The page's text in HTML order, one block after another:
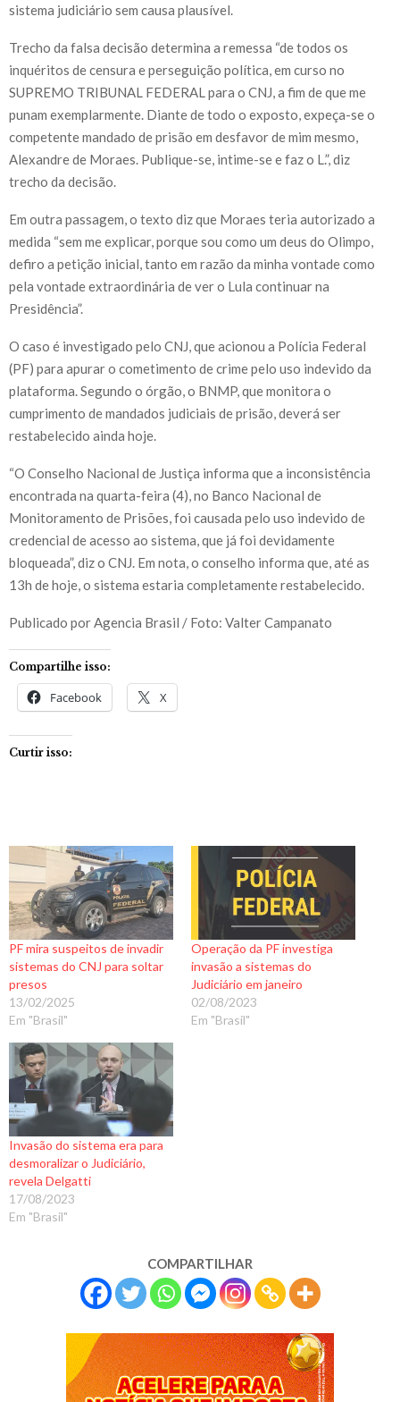
sistema judiciário sem causa plausível.
Trecho da falsa decisão determina a remessa “de todos os
inquéritos de censura e perseguição política, em curso no
SUPREMO TRIBUNAL FEDERAL para o CNJ, a fim de que me
punam exemplarmente. Diante de todo o exposto, expeça-se o
competente mandado de prisão em desfavor de mim mesmo,
Alexandre de Moraes. Publique-se, intime-se e faz o L.”, diz
trecho da decisão.
Em outra passagem, o texto diz que Moraes teria autorizado a
medida “sem me explicar, porque sou como um deus do Olimpo,
defiro a petição inicial, tanto em razão da minha vontade como
pela vontade extraordinária de ver o Lula continuar na
Presidência”.
O caso é investigado pelo CNJ, que acionou a Polícia Federal
(PF) para apurar o cometimento de crime pelo uso indevido da
plataforma. Segundo o órgão, o BNMP, que monitora o
cumprimento de mandados judiciais de prisão, deverá ser
restabelecido ainda hoje.
“O Conselho Nacional de Justiça informa que a inconsistência
encontrada na quarta-feira (4), no Banco Nacional de
Monitoramento de Prisões, foi causada pelo uso indevido de
credencial de acesso ao sistema, que já foi devidamente
bloqueada”, diz o CNJ. Em nota, o conselho informa que, até as
13h de hoje, o sistema estaria completamente restabelecido.
Publicado por Agencia Brasil / Foto: Valter Campanato
Compartilhe isso:
Facebook X
Curtir isso:
PF mira suspeitos de invadir
sistemas do CNJ para soltar
presos
13/02/2025
Em "Brasil"
Operação da PF investiga
invasão a sistemas do
Judiciário em janeiro
02/08/2023
Em "Brasil"
Invasão do sistema era para
desmoralizar o Judiciário,
revela Delgatti
17/08/2023
Em "Brasil"
COMPARTILHAR